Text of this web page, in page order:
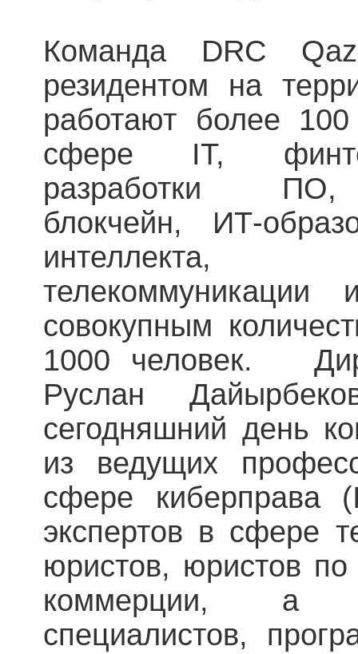
Команда DRC
резидентом на
работают более
сфере IT,
разработки ПО,
блокчейн, ИТ-
интеллекта,
телекоммуникации
совокупным
1000 человек.
Руслан
сегодняшний день
из ведущих
сфере киберправа
экспертов в сфере
юристов, юристов
коммерции, а
специалистов,